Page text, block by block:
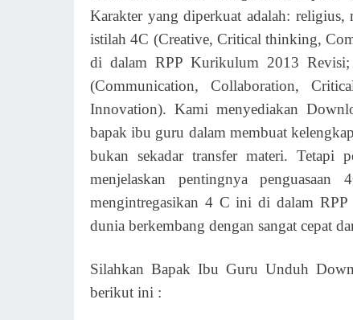
Karakter yang diperkuat adalah:
istilah 4C (Creative, Critical thinking,
di dalam RPP Kurikulum 2013
(Communication, Collaboration,
Innovation). Kami menyediakan
bapak ibu guru dalam membuat
bukan sekadar transfer materi. Tetapi
menjelaskan pentingnya
mengintregasikan 4 C ini di dalam
dunia berkembang dengan sangat cepat
Silahkan Bapak Ibu Guru Unduh
berikut ini :